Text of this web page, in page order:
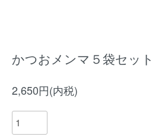
かつおメンマ５袋セット
2,650円(内税)